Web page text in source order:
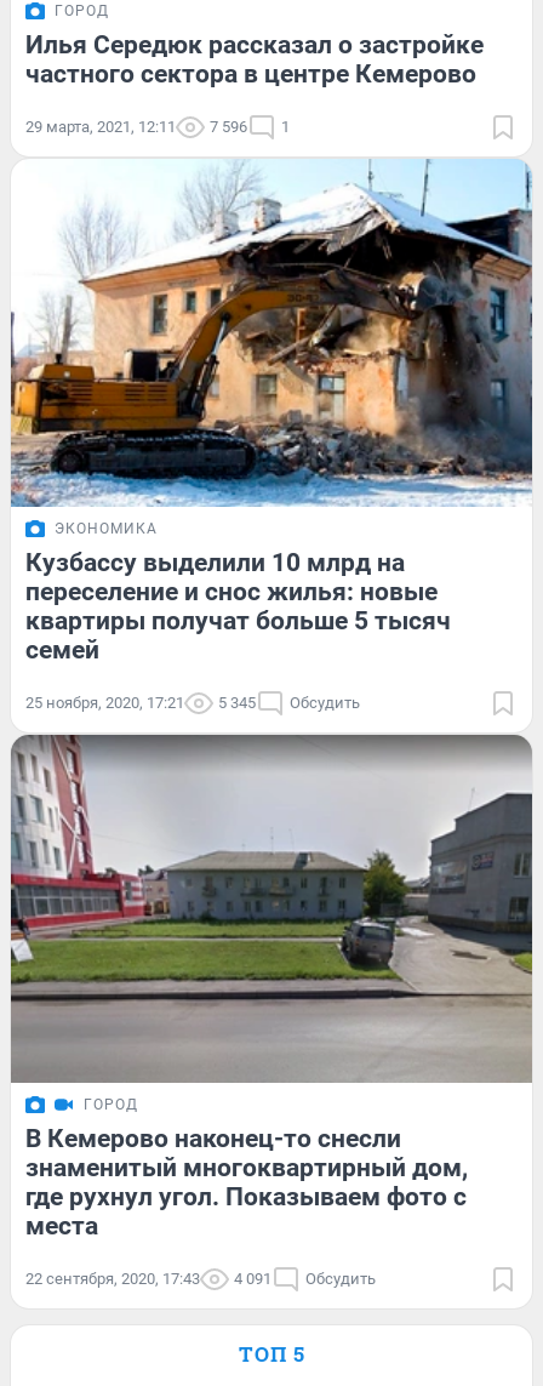
ГОРОД
Илья Середюк рассказал о застройке
частного сектора в центре Кемерово
29 марта, 2021, 12:11 7 596 1
ЭКОНОМИКА
Кузбассу выделили 10 млрд на
переселение и снос жилья: новые
квартиры получат больше 5 тысяч
семей
25 ноября, 2020, 17:21 5 345 Обсудить
ГОРОД
В Кемерово наконец-то снесли
знаменитый многоквартирный дом,
где рухнул угол. Показываем фото с
места
22 сентября, 2020, 17:43 4 091 Обсудить
ТОП 5